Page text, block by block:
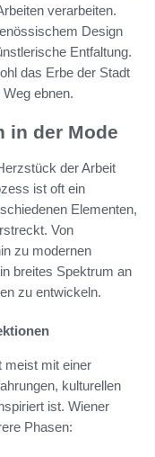
verarbeiten.
Design
Entfaltung.
das Erbe der Stadt
Weg ebnen.
in der Mode
der Arbeit
ist oft ein
Elementen,
Von
zu modernen
breites Spektrum an
zu entwickeln.
meist mit einer
kulturellen
ist. Wiener
Phasen: